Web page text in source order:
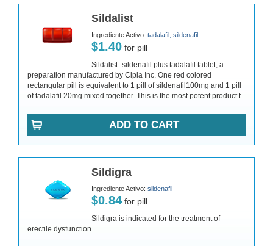
Sildalist
Ingrediente Activo: tadalafil, sildenafil
$1.40 for pill
Sildalist- sildenafil plus tadalafil tablet, a
preparation manufactured by Cipla Inc. One red colored
rectangular pill is equivalent to 1 pill of sildenafil100mg and 1 pill
of tadalafil 20mg mixed together. This is the most potent product t
ADD TO CART
Sildigra
Ingrediente Activo: sildenafil
$0.84 for pill
Sildigra is indicated for the treatment of
erectile dysfunction.